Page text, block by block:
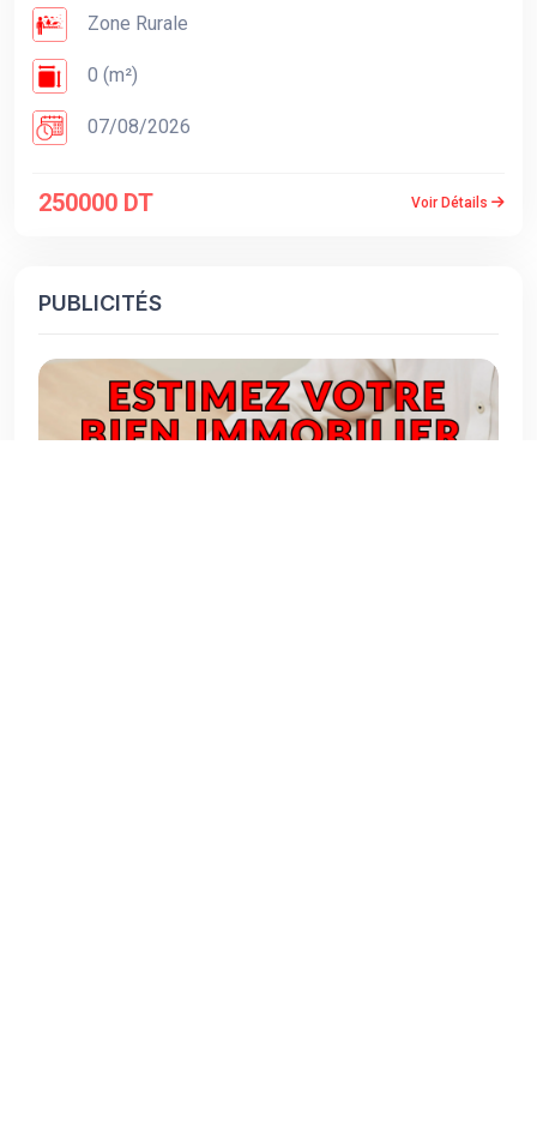
Zone Rurale
0 (m²)
07/08/2026
250000 DT Voir Détails
PUBLICITÉS